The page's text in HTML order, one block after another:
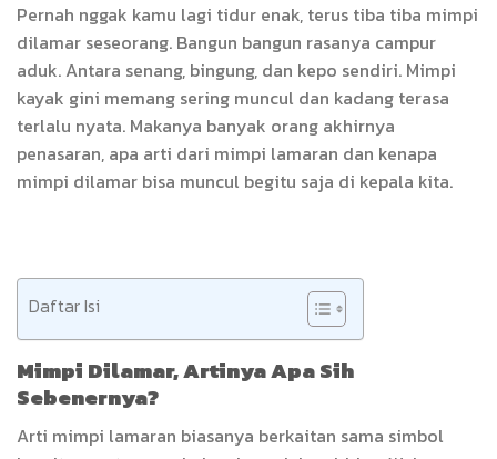
Pernah nggak kamu lagi tidur enak, terus tiba tiba mimpi
dilamar seseorang. Bangun bangun rasanya campur
aduk. Antara senang, bingung, dan kepo sendiri. Mimpi
kayak gini memang sering muncul dan kadang terasa
terlalu nyata. Makanya banyak orang akhirnya
penasaran, apa arti dari mimpi lamaran dan kenapa
mimpi dilamar bisa muncul begitu saja di kepala kita.
Daftar Isi
Mimpi Dilamar, Artinya Apa Sih
Sebenernya?
Arti mimpi lamaran biasanya berkaitan sama simbol